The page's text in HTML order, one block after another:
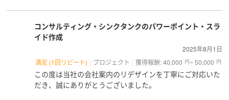
コンサルティング・シンクタンクのパワーポイント・スラ
イド作成
2025年8月1日
満足 (1回リピート)
プロジェクト 獲得報酬: 40,000 円~ 50,000 円
この度は当社の会社案内のリデザインを丁寧にご対応いた
だき、誠にありがとうございました。